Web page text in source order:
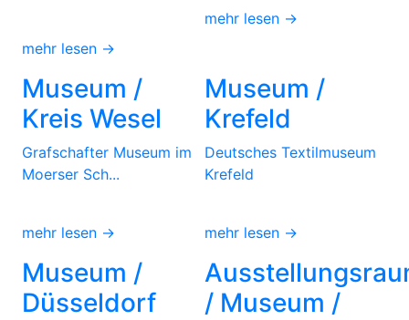
mehr lesen →
mehr lesen →
Museum /
Kreis Wesel
Grafschafter Museum im
Moerser Sch...
mehr lesen →
Museum /
Krefeld
Deutsches Textilmuseum
Krefeld
mehr lesen →
Museum /
Düsseldorf
/ Museum /